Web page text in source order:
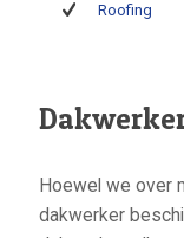
Roofing
Hoewel we over
dakwerker